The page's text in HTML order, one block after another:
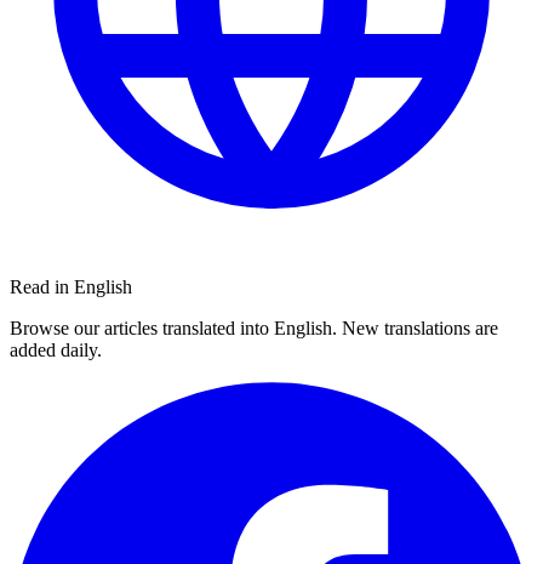
Read in English
Browse our articles translated into English. New translations are
added daily.